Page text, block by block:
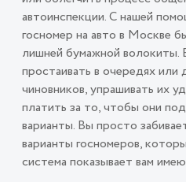
автоинспекции. С нашей
госномер на авто в Москве
лишней бумажной волокиты.
простаивать в очередях
чиновников, упрашивать их
платить за то, чтобы они
варианты. Вы просто
варианты госномеров,
система показывает вам